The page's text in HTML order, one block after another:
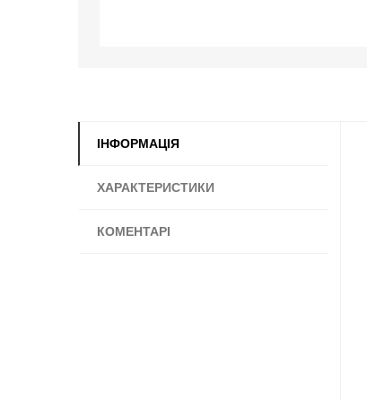
ІНФОРМАЦІЯ
ХАРАКТЕРИСТИКИ
КОМЕНТАРІ